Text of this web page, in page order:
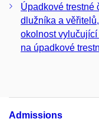
Úpadkové trestné
dlužníka a
okolnost
na úpadkové
Admissions